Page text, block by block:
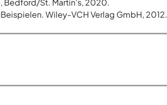
Bedford/St. Martin’s, 2020.
Wiley-VCH Verlag GmbH, 2012.